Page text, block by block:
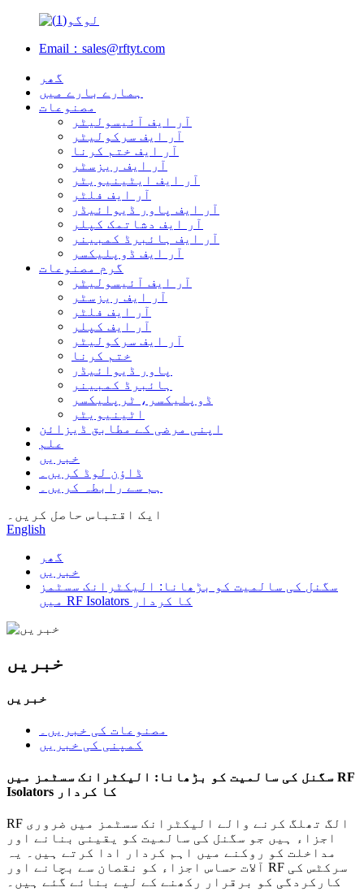
Email：sales@rftyt.com
گھر
ہمارے بارے میں
مصنوعات
آر ایف آئیسولیٹر
آر ایف سرکولیٹر
آر ایف ختم کرنا
آر ایف ریزسٹر
آر ایف ایٹینیویٹر
آر ایف فلٹر
آر ایف پاور ڈیوائیڈر
آر ایف دشاتمک کپلر
آر ایف ہائبرڈ کمبینر
آر ایف ڈوپلیکسر
گرم مصنوعات
آر ایف آئیسولیٹر
آر ایف ریزسٹر
آر ایف فلٹر
آر ایف کپلر
آر ایف سرکولیٹر
ختم کرنا
پاور ڈیوائیڈر
ہائبرڈ کمبینر
ڈوپلیکسر، ٹرپلیکسر
اٹینیویٹر
اپنی مرضی کے مطابق ڈیزائن
علم
خبریں
ڈاؤن لوڈ کریں۔
ہم سے رابطہ کریں۔
ایک اقتباس حاصل کریں۔
English
گھر
خبریں
سگنل کی سالمیت کو بڑھانا: الیکٹرانک سسٹمز
میں RF Isolators کا کردار
خبریں
خبریں
مصنوعات کی خبریں۔
کمپنی کی خبریں
سگنل کی سالمیت کو بڑھانا: الیکٹرانک سسٹمز میں RF
Isolators کا کردار
RF الگ تھلگ کرنے والے الیکٹرانک سسٹمز میں ضروری
اجزاء ہیں جو سگنل کی سالمیت کو یقینی بنانے اور
مداخلت کو روکنے میں اہم کردار ادا کرتے ہیں۔ یہ
آلات حساس اجزاء کو نقصان سے بچانے اور RF سرکٹس کی
کارکردگی کو برقرار رکھنے کے لیے بنائے گئے ہیں۔